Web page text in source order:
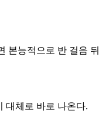
본능적으로 반 걸음 뒤
대체로 바로 나온다.